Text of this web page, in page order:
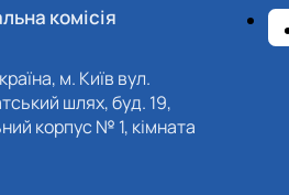
комісія
м. Київ вул.
шлях, буд. 19,
корпус № 1, кімната